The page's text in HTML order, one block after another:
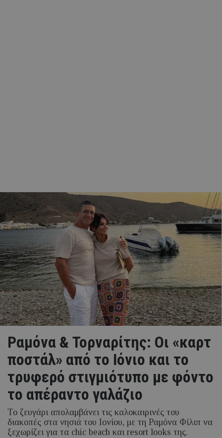
Ραμόνα & Τορναρίτης: Οι «καρτ
ποστάλ» από το Ιόνιο και το
τρυφερό στιγμιότυπο με φόντο
το απέραντο γαλάζιο
Το ζευγάρι απολαμβάνει τις καλοκαιρινές του
διακοπές στα νησιά του Ιονίου, με τη Ραμόνα Φίλιπ να
ξεχωρίζει για τα chic beach και resort looks της.